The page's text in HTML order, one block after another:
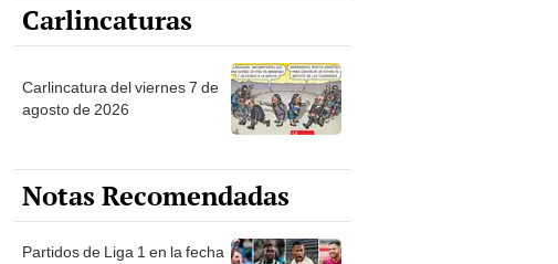
Carlincaturas
Carlincatura del viernes 7 de
agosto de 2026
Notas Recomendadas
Partidos de Liga 1 en la fecha